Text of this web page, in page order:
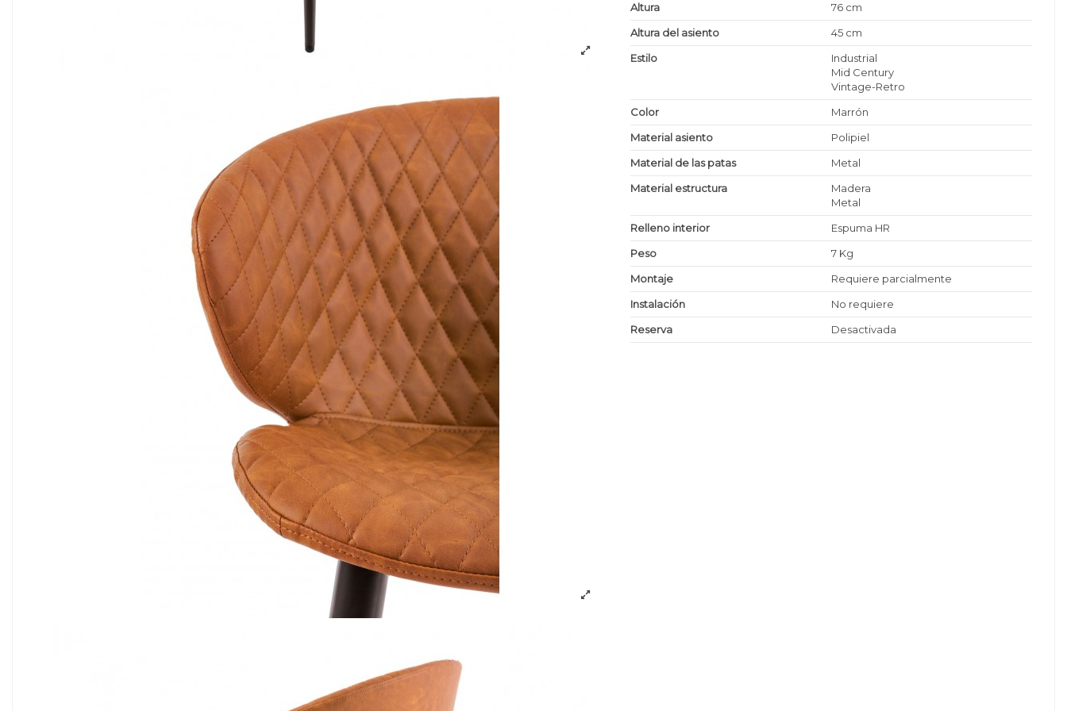
Altura
76 cm
Altura del asiento
45 cm
Estilo
Industrial
Mid Century
Vintage-Retro
Color
Marrón
Material asiento
Polipiel
Material de las patas
Metal
Material estructura
Madera
Metal
Relleno interior
Espuma HR
Peso
7 Kg
Montaje
Requiere parcialmente
Instalación
No requiere
Reserva
Desactivada